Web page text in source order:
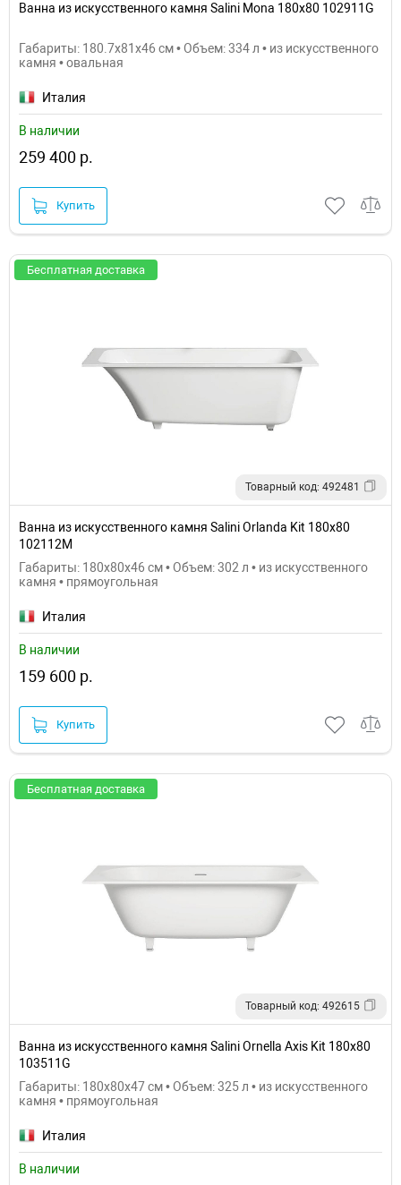
Ванна из искусственного камня Salini Mona 180х80 102911G
Габариты: 180.7x81x46 см • Объем: 334 л • из искусственного
камня • овальная
Италия
В наличии
259 400 р.
Купить
Бесплатная доставка
Товарный код: 492481
Ванна из искусственного камня Salini Orlanda Kit 180х80
102112M
Габариты: 180x80x46 см • Объем: 302 л • из искусственного
камня • прямоугольная
Италия
В наличии
159 600 р.
Купить
Бесплатная доставка
Товарный код: 492615
Ванна из искусственного камня Salini Ornella Axis Kit 180х80
103511G
Габариты: 180x80x47 см • Объем: 325 л • из искусственного
камня • прямоугольная
Италия
В наличии